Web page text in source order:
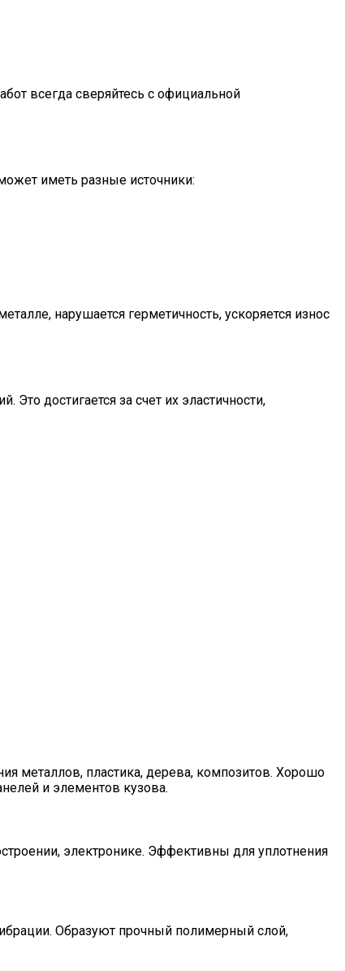
всегда сверяйтесь с официальной
иметь разные источники:
нарушается герметичность, ускоряется износ
достигается за счет их эластичности,
металлов, пластика, дерева, композитов. Хорошо
и элементов кузова.
электронике. Эффективны для уплотнения
Образуют прочный полимерный слой,